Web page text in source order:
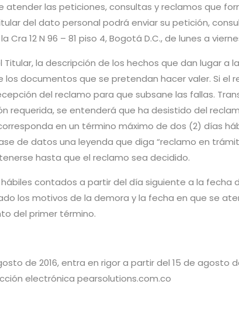
atender las peticiones, consultas y reclamos que
del dato personal podrá enviar su petición,
12 N 96 – 81 piso 4, Bogotá D.C., de lunes a
la descripción de los hechos que dan lugar a
documentos que se pretendan hacer valer. Si el
del reclamo para que subsane las fallas.
se entenderá que ha desistido del
en un término máximo de dos (2) días
de datos una leyenda que diga “reclamo en
hasta que el reclamo sea decidido.
contados a partir del día siguiente a la fecha
los motivos de la demora y la fecha en que se
del primer término.
de 2016, entra en rigor a partir del 15 de agosto
electrónica pearsolutions.com.co